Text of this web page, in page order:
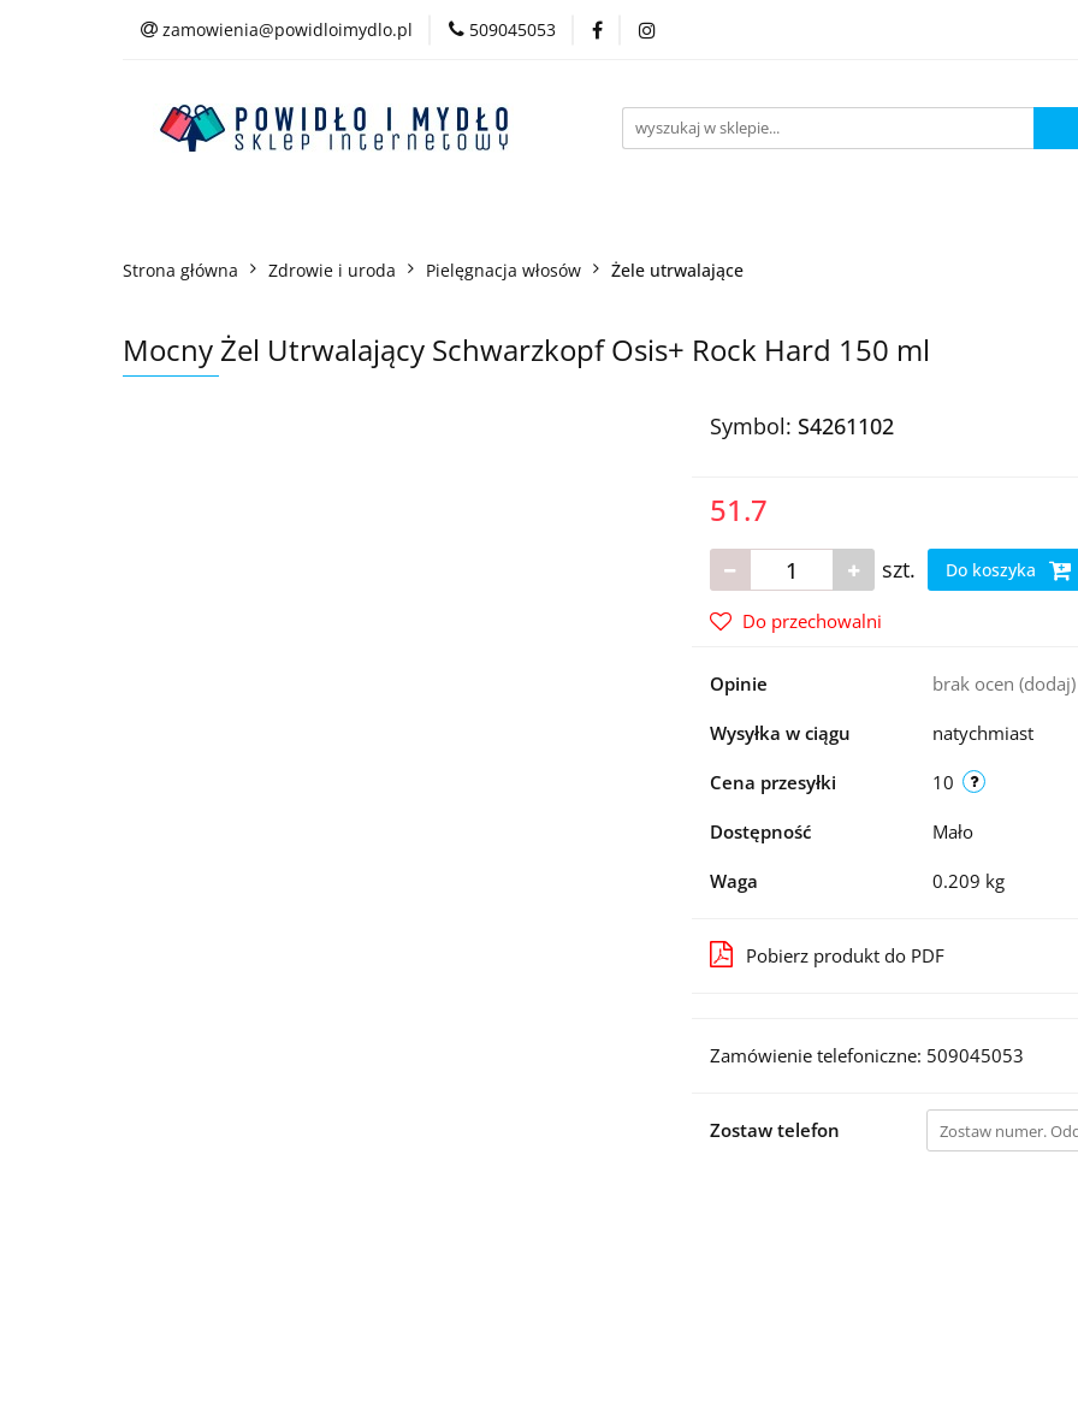
zamowienia@powidloimydlo.pl 509045053
Strona główna Zdrowie i uroda Pielęgnacja włosów Żele utrwalające
Mocny Żel Utrwalający Schwarzkopf Osis+ Rock Hard 150 ml
Symbol: S4261102
51.7
szt. Do koszyka
Do przechowalni
Opinie brak ocen (dodaj)
Wysyłka w ciągu natychmiast
Cena przesyłki 10
Dostępność Mało
Waga 0.209 kg
Pobierz produkt do PDF
Zamówienie telefoniczne: 509045053
Zostaw telefon